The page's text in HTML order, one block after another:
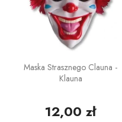
Maska Strasznego Clauna -
Klauna
12,00 zł